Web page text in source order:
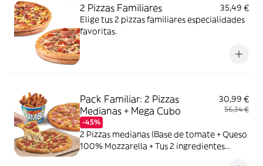
2 Pizzas Familiares
35,49 €
Elige tus 2 pizzas familiares especialidades
favoritas.
Pack Familiar: 2 Pizzas
Medianas + Mega Cubo
-45%
30,99 €
56,34 €
2 Pizzas medianas (Base de tomate + Queso
100% Mozzarella + Tus 2 ingredientes